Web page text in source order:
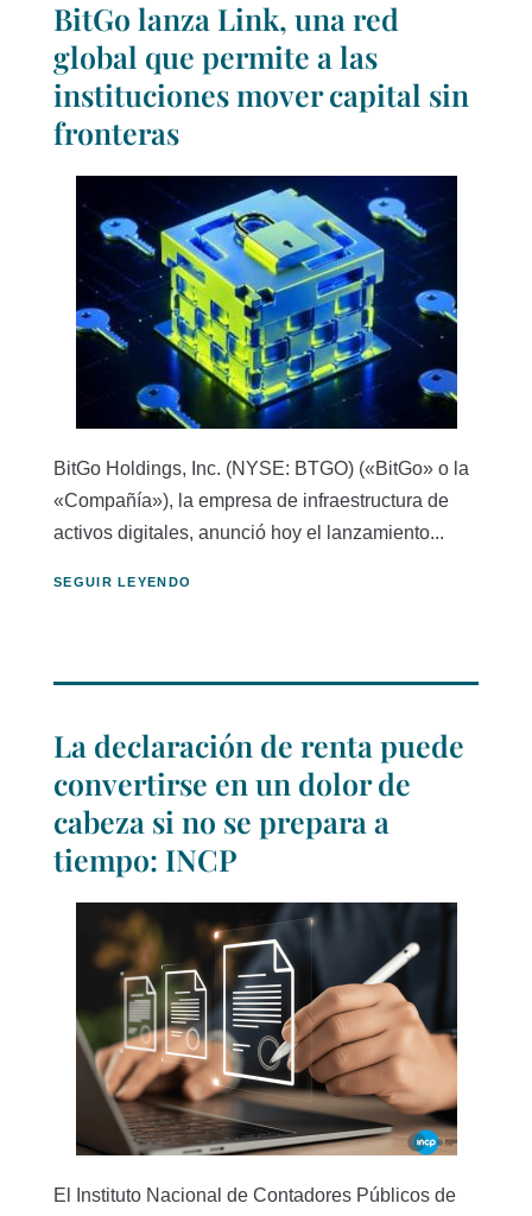
BitGo lanza Link, una red
global que permite a las
instituciones mover capital sin
fronteras
BitGo Holdings, Inc. (NYSE: BTGO) («BitGo» o la
«Compañía»), la empresa de infraestructura de
activos digitales, anunció hoy el lanzamiento...
SEGUIR LEYENDO
La declaración de renta puede
convertirse en un dolor de
cabeza si no se prepara a
tiempo: INCP
El Instituto Nacional de Contadores Públicos de